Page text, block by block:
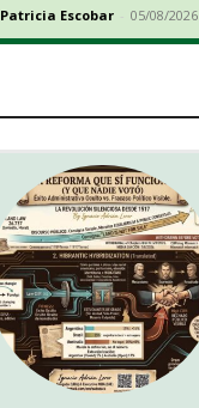
Patricia Escobar - 05/08/2026